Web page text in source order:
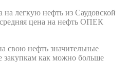
на легкую нефть из Саудовской
цена на нефть ОПЕК
свою нефть значительные
закупкам как можно больше